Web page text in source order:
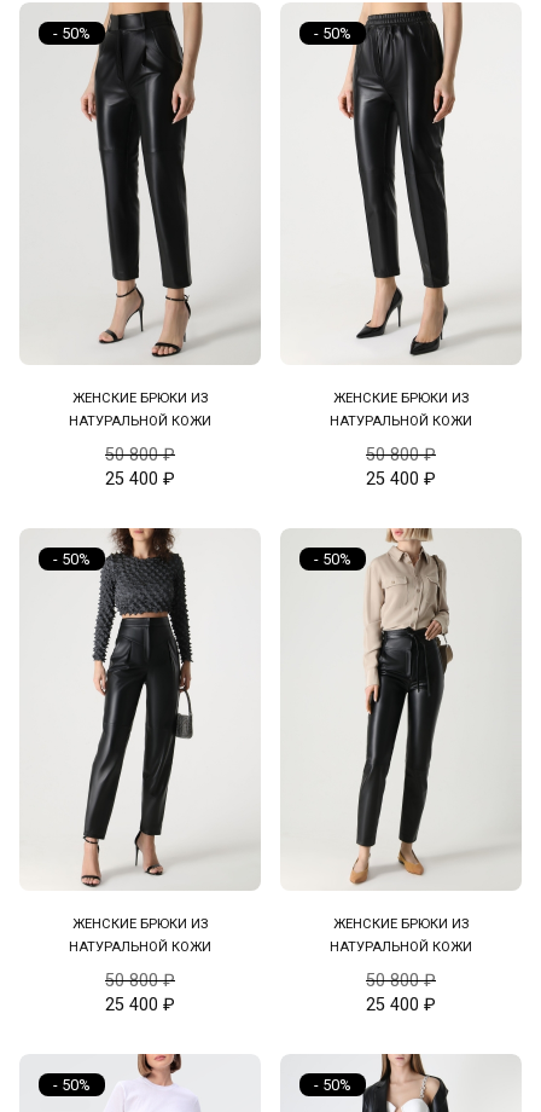
- 50%
ЖЕНСКИЕ БРЮКИ ИЗ
НАТУРАЛЬНОЙ КОЖИ
50 800₽
25 400 ₽
- 50%
ЖЕНСКИЕ БРЮКИ ИЗ
НАТУРАЛЬНОЙ КОЖИ
50 800₽
25 400 ₽
- 50%
ЖЕНСКИЕ БРЮКИ ИЗ
НАТУРАЛЬНОЙ КОЖИ
50 800₽
25 400 ₽
- 50%
ЖЕНСКИЕ БРЮКИ ИЗ
НАТУРАЛЬНОЙ КОЖИ
50 800₽
25 400 ₽
- 50% - 50%